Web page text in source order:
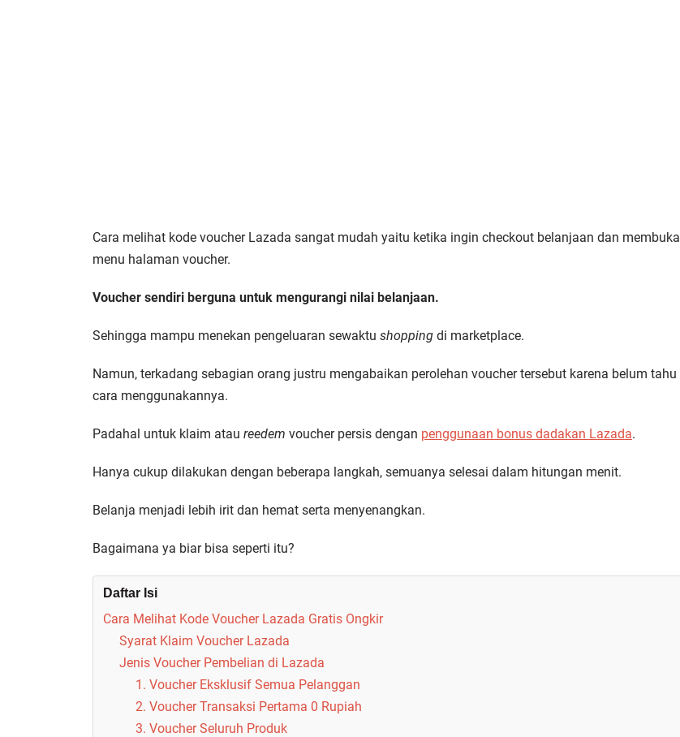
Cara melihat kode voucher Lazada sangat mudah yaitu ketika ingin checkout belanjaan dan membuka
menu halaman voucher.
Voucher sendiri berguna untuk mengurangi nilai belanjaan.
Sehingga mampu menekan pengeluaran sewaktu shopping di marketplace.
Namun, terkadang sebagian orang justru mengabaikan perolehan voucher tersebut karena belum tahu
cara menggunakannya.
Padahal untuk klaim atau reedem voucher persis dengan penggunaan bonus dadakan Lazada.
Hanya cukup dilakukan dengan beberapa langkah, semuanya selesai dalam hitungan menit.
Belanja menjadi lebih irit dan hemat serta menyenangkan.
Bagaimana ya biar bisa seperti itu?
Daftar Isi
Cara Melihat Kode Voucher Lazada Gratis Ongkir
Syarat Klaim Voucher Lazada
Jenis Voucher Pembelian di Lazada
1. Voucher Eksklusif Semua Pelanggan
2. Voucher Transaksi Pertama 0 Rupiah
3. Voucher Seluruh Produk